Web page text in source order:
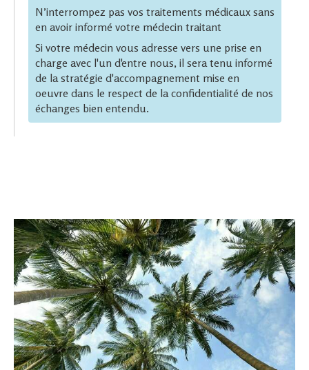
N’interrompez pas vos traitements médicaux sans
en avoir informé votre médecin traitant
Si votre médecin vous adresse vers une prise en
charge avec l'un d'entre nous, il sera tenu informé
de la stratégie d'accompagnement mise en
oeuvre dans le respect de la confidentialité de nos
échanges bien entendu.